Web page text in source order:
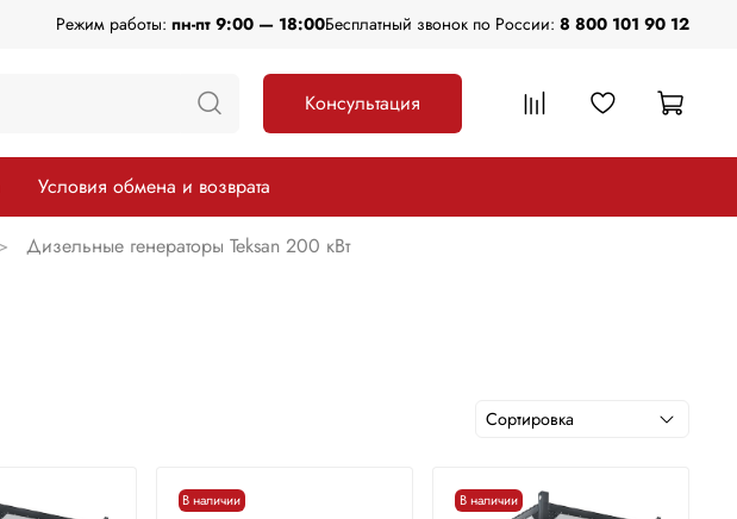
Режим работы: пн-пт 9:00 — 18:00Бесплатный звонок по России: 8 800 101 90 12
Консультация
Условия обмена и возврата
Дизельные генераторы Teksan 200 кВт
В наличии В наличии